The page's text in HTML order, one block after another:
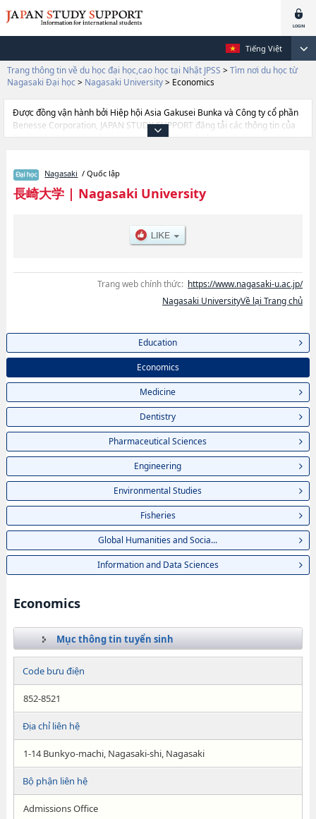
Tiếng Việt
Trang thông tin về du học đại học,cao học tại Nhật JPSS > Tìm nơi du học từ
Nagasaki Đại học > Nagasaki University> Economics
Được đồng vận hành bởi Hiệp hội Asia Gakusei Bunka và Công ty cổ phần
Benesse Corporation, JAPAN STUDY SUPPORT đăng tải các thông tin của
khoảng 1.300 trường đại học, cao học, trường đại học ngắn hạn, trường
cần thiết dành cho du học sinh, như là về các Ngành EducationhoặcNgành
EconomicshoặcNgành MedicinehoặcNgành DentistryhoặcNgành
Pharmaceutical ScienceshoặcNgành EngineeringhoặcNgành
and Social ScienceshoặcNgành Information and Data Sciences, thông tin
về từng ngành học, thông tin liên quan đến thi tuyển như số lượng tuyển
Nagasaki / Quốc lập
長崎大学| Nagasaki University
Trang web chính thức: https://www.nagasaki-u.ac.jp/
Nagasaki UniversityVề lại Trang chủ
Education
Economics
Medicine
Dentistry
Pharmaceutical Sciences
Engineering
Environmental Studies
Fisheries
Global Humanities and Socia...
Information and Data Sciences
Economics
Mục thông tin tuyển sinh
Code bưu điện
852-8521
Địa chỉ liên hệ
1-14 Bunkyo-machi, Nagasaki-shi, Nagasaki
Bộ phận liên hệ
Admissions Office